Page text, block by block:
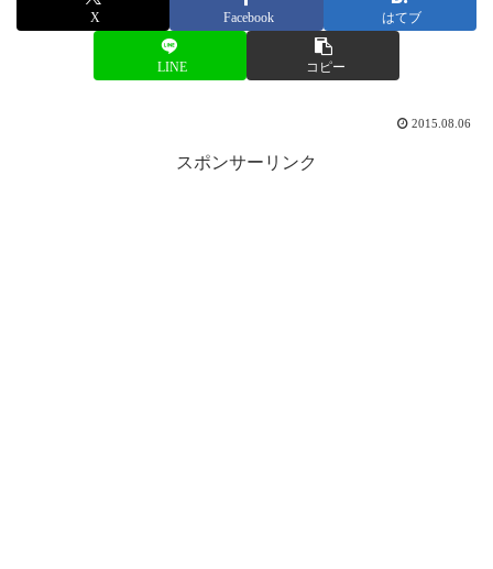
X Facebook はてブ
LINE コピー
2015.08.06
スポンサーリンク